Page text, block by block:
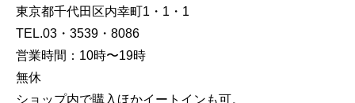
東京都千代田区内幸町1・1・1
TEL.03・3539・8086
営業時間：10時〜19時
無休
ショップ内で購入ほかイートインも可。